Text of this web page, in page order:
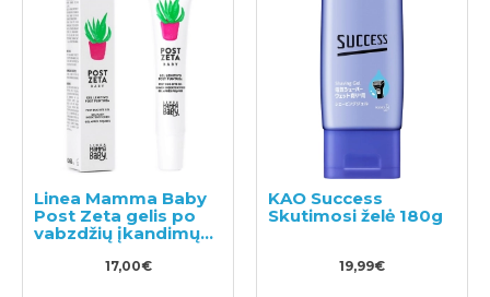
Linea Mamma Baby
Post Zeta gelis po
vabzdžių įkandimų
17,00€
KAO Success
Skutimosi želė 180g
19,99€